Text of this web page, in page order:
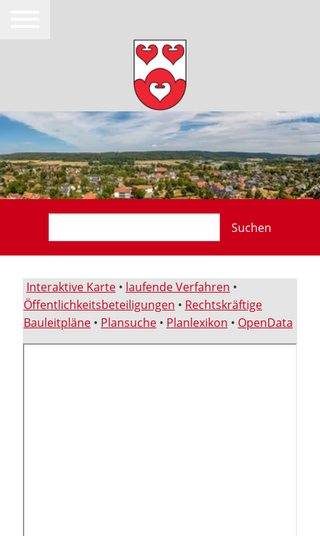
Suchen
Interaktive Karte• laufende Verfahren •
Öffentlichkeitsbeteiligungen • Rechtskräftige
Bauleitpläne• Plansuche• Planlexikon • OpenData